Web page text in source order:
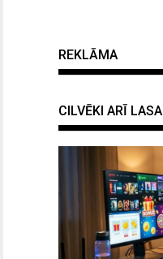
REKLĀMA
CILVĒKI ARĪ LASA